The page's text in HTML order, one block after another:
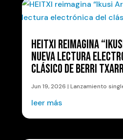
HEITXI REIMAGINA
NUEVA LECTURA
CLÁSICO DE BERRI
Jun 19, 2026 | Lanzamiento
leer más